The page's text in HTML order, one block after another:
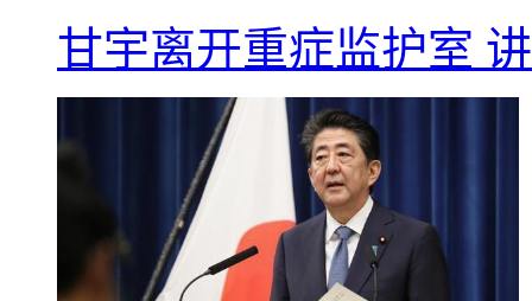
甘宇离开重症监护室